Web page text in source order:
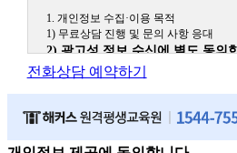
1. 개인정보 수집·이용 목적
1) 무료상담 진행 및 문의 사항 응대
2) 광고성 정보 수신에 별도 동의
원격평생교육원을 비롯한 해커스
(해커스교육그룹: 해커스인강, 해커스
원, 해커스경찰, 해커스소방, 해커스공
전화상담 예약하기